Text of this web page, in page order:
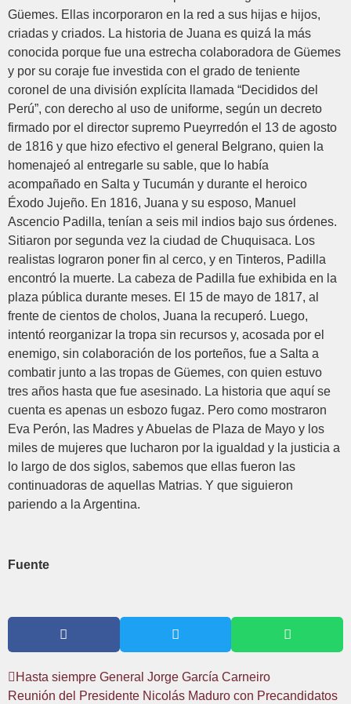
Güemes. Ellas incorporaron en la red a sus hijas e hijos,
criadas y criados. La historia de Juana es quizá la más
conocida porque fue una estrecha colaboradora de Güemes
y por su coraje fue investida con el grado de teniente
coronel de una división explícita llamada “Decididos del
Perú”, con derecho al uso de uniforme, según un decreto
firmado por el director supremo Pueyrredón el 13 de agosto
de 1816 y que hizo efectivo el general Belgrano, quien la
homenajeó al entregarle su sable, que lo había
acompañado en Salta y Tucumán y durante el heroico
Éxodo Jujeño. En 1816, Juana y su esposo, Manuel
Ascencio Padilla, tenían a seis mil indios bajo sus órdenes.
Sitiaron por segunda vez la ciudad de Chuquisaca. Los
realistas lograron poner fin al cerco, y en Tinteros, Padilla
encontró la muerte. La cabeza de Padilla fue exhibida en la
plaza pública durante meses. El 15 de mayo de 1817, al
frente de cientos de cholos, Juana la recuperó. Luego,
intentó reorganizar la tropa sin recursos y, acosada por el
enemigo, sin colaboración de los porteños, fue a Salta a
combatir junto a las tropas de Güemes, con quien estuvo
tres años hasta que fue asesinado. La historia que aquí se
cuenta es apenas un esbozo fugaz. Pero como mostraron
Eva Perón, las Madres y Abuelas de Plaza de Mayo y los
miles de mujeres que lucharon por la igualdad y la justicia a
lo largo de dos siglos, sabemos que ellas fueron las
continuadoras de aquellas Matrias. Y que siguieron
pariendo a la Argentina.
Fuente
Hasta siempre General Jorge García Carneiro
Reunión del Presidente Nicolás Maduro con Precandidatos